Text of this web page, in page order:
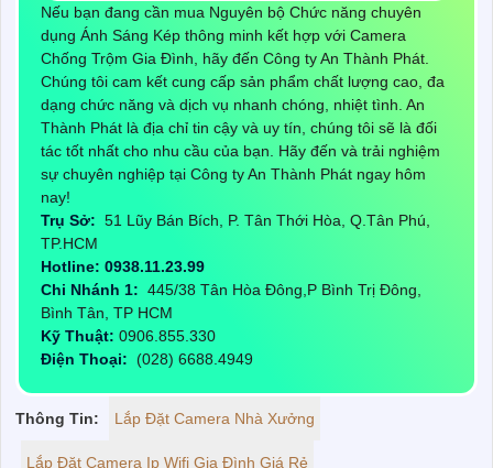
Nếu bạn đang cần mua Nguyên bộ Chức năng chuyên
dụng Ánh Sáng Kép thông minh kết hợp với Camera
Chống Trộm Gia Đình, hãy đến Công ty An Thành Phát.
Chúng tôi cam kết cung cấp sản phẩm chất lượng cao, đa
dạng chức năng và dịch vụ nhanh chóng, nhiệt tình. An
Thành Phát là địa chỉ tin cậy và uy tín, chúng tôi sẽ là đối
tác tốt nhất cho nhu cầu của bạn. Hãy đến và trải nghiệm
sự chuyên nghiệp tại Công ty An Thành Phát ngay hôm
nay!
Trụ Sở: 51 Lũy Bán Bích, P. Tân Thới Hòa, Q.Tân Phú,
TP.HCM
Hotline: 0938.11.23.99
Chi Nhánh 1: 445/38 Tân Hòa Đông,P Bình Trị Đông,
Bình Tân, TP HCM
Kỹ Thuật: 0906.855.330
Điện Thoại: (028) 6688.4949
Thông Tin: Lắp Đặt Camera Nhà Xưởng
Lắp Đặt Camera Ip Wifi Gia Đình Giá Rẻ